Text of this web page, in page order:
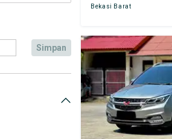
simpan
Bekasi Barat